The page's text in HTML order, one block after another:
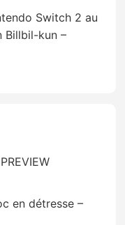
Switch 2 au
Billbil-kun –
en détresse –